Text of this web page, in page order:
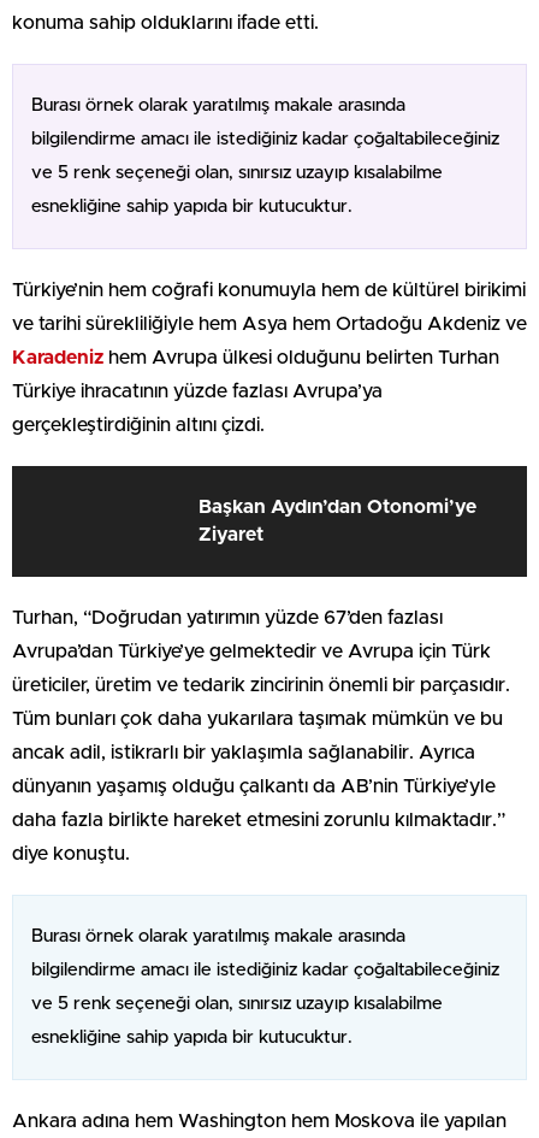
konuma sahip olduklarını ifade etti.
Burası örnek olarak yaratılmış makale arasında
bilgilendirme amacı ile istediğiniz kadar çoğaltabileceğiniz
ve 5 renk seçeneği olan, sınırsız uzayıp kısalabilme
esnekliğine sahip yapıda bir kutucuktur.
Türkiye’nin hem coğrafi konumuyla hem de kültürel birikimi
ve tarihi sürekliliğiyle hem Asya hem Ortadoğu Akdeniz ve
Karadeniz hem Avrupa ülkesi olduğunu belirten Turhan
Türkiye ihracatının yüzde fazlası Avrupa’ya
gerçekleştirdiğinin altını çizdi.
Başkan Aydın’dan Otonomi’ye
Ziyaret
Turhan, “Doğrudan yatırımın yüzde 67’den fazlası
Avrupa’dan Türkiye’ye gelmektedir ve Avrupa için Türk
üreticiler, üretim ve tedarik zincirinin önemli bir parçasıdır.
Tüm bunları çok daha yukarılara taşımak mümkün ve bu
ancak adil, istikrarlı bir yaklaşımla sağlanabilir. Ayrıca
dünyanın yaşamış olduğu çalkantı da AB’nin Türkiye’yle
daha fazla birlikte hareket etmesini zorunlu kılmaktadır.”
diye konuştu.
Burası örnek olarak yaratılmış makale arasında
bilgilendirme amacı ile istediğiniz kadar çoğaltabileceğiniz
ve 5 renk seçeneği olan, sınırsız uzayıp kısalabilme
esnekliğine sahip yapıda bir kutucuktur.
Ankara adına hem Washington hem Moskova ile yapılan